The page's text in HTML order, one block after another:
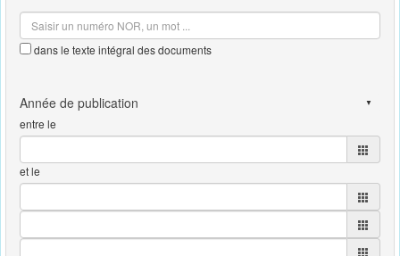
dans le texte intégral des documents
entre le
et le